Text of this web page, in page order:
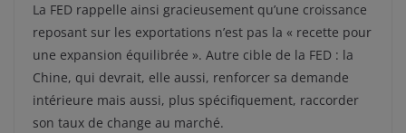
La FED rappelle ainsi gracieusement qu’une croissance
reposant sur les exportations n’est pas la « recette pour
une expansion équilibrée ». Autre cible de la FED : la
Chine, qui devrait, elle aussi, renforcer sa demande
intérieure mais aussi, plus spécifiquement, raccorder
son taux de change au marché.